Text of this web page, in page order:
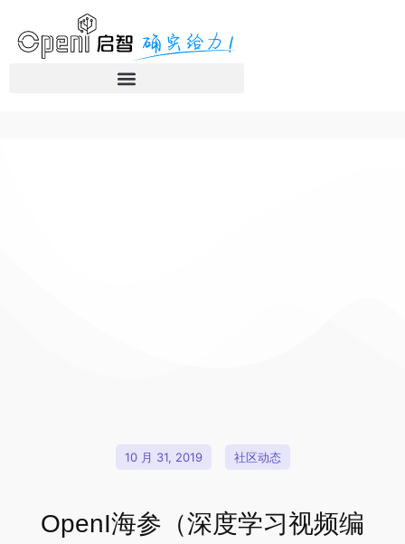
10 月 31, 2019 社区动态
OpenI海参（深度学习视频编